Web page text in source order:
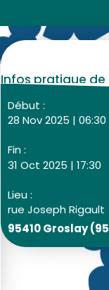
Infos pratique
Début :
28 Nov 2025 | 06:30
Fin :
31 Oct 2025 | 17:30
Lieu :
rue Joseph Rigault
95410 Groslay